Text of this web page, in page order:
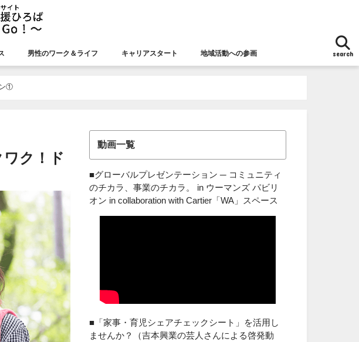
search
男性のワーク＆ライフ キャリアスタート 地域活動への参画
ン①
ク！ド
動画一覧
■グローバルプレゼンテーション ─ コミュニティ
のチカラ、事業のチカラ。 in ウーマンズ パビリ
オン in collaboration with Cartier「WA」スペース
■「家事・育児シェアチェックシート」を活用し
ませんか？（吉本興業の芸人さんによる啓発動